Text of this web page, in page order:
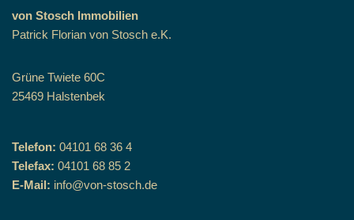
von Stosch Immobilien
Patrick Florian von Stosch e.K.
Grüne Twiete 60C
25469 Halstenbek
Telefon: 04101 68 36 4
Telefax: 04101 68 85 2
E-Mail: info@von-stosch.de